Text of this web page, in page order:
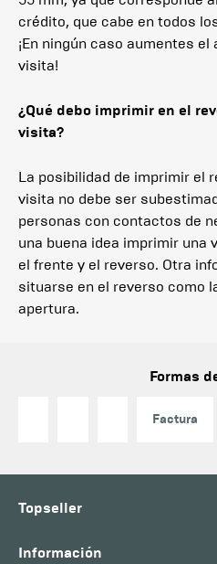
crédito, que cabe en todos
¡En ningún caso aumentes
visita!
¿Qué debo imprimir en el
visita?
La posibilidad de imprimir el
visita no debe ser
personas con contactos de
una buena idea imprimir una
el frente y el reverso. Otra
situarse en el reverso como
apertura.
Formas
Factura
Topseller
Información